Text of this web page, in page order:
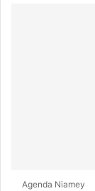
Agenda Niamey